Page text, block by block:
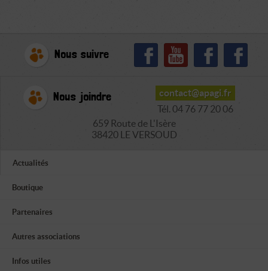
Nous suivre
Nous joindre
contact@apagi.fr
Tél. 04 76 77 20 06
659 Route de L'Isère
38420 LE VERSOUD
Actualités
Boutique
Partenaires
Autres associations
Infos utiles